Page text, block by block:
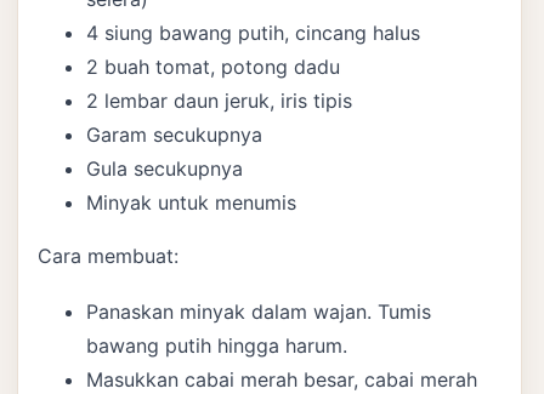
4 siung bawang putih, cincang halus
2 buah tomat, potong dadu
2 lembar daun jeruk, iris tipis
Garam secukupnya
Gula secukupnya
Minyak untuk menumis
Cara membuat:
Panaskan minyak dalam wajan. Tumis
bawang putih hingga harum.
Masukkan cabai merah besar, cabai merah